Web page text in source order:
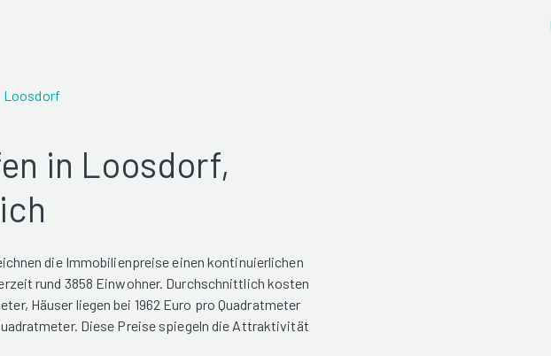
Loosdorf
in Loosdorf,
die Immobilienpreise einen kontinuierlichen
rund 3858 Einwohner. Durchschnittlich kosten
Häuser liegen bei 1962 Euro pro Quadratmeter
Diese Preise spiegeln die Attraktivität